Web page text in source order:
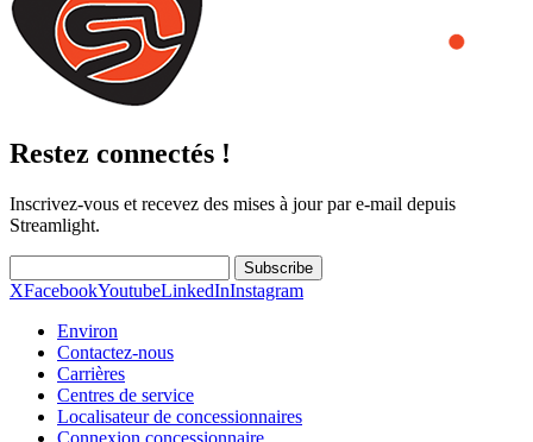
Restez connectés !
Inscrivez-vous et recevez des mises à jour par e-mail depuis
Streamlight.
Subscribe
XFacebookYoutubeLinkedInInstagram
Environ
Contactez-nous
Carrières
Centres de service
Localisateur de concessionnaires